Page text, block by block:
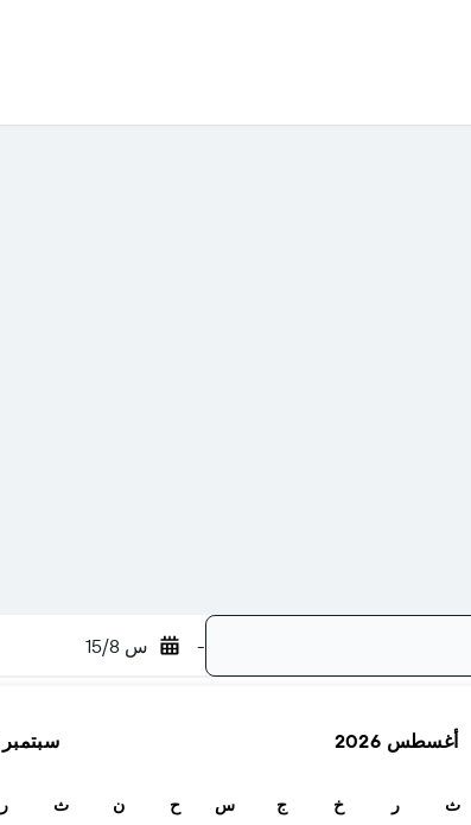
- س 15/8
أغسطس 2026
ث ر خ ج س
سبتمبر 2026
ح ن ث ر